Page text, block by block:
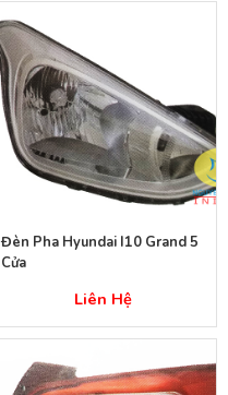
Đèn Pha Hyundai I10 Grand 5
Cửa
Liên Hệ